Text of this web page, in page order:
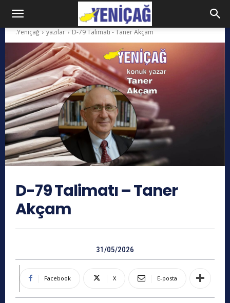
.Yeniçağ yazılar D-79 Talimatı - Taner Akçam
D-79 Talimatı – Taner
Akçam
31/05/2026
Facebook X E-posta